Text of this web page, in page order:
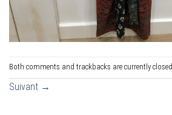
Both comments and trackbacks are currently closed.
Suivant →